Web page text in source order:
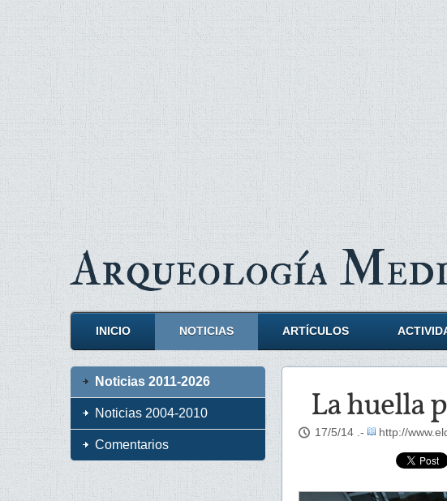
Arqueología
INICIO NOTICIAS ARTÍCULOS
La huella
17/5/14 .- http://
Noticias 2011-2026
Noticias 2004-2010
Comentarios